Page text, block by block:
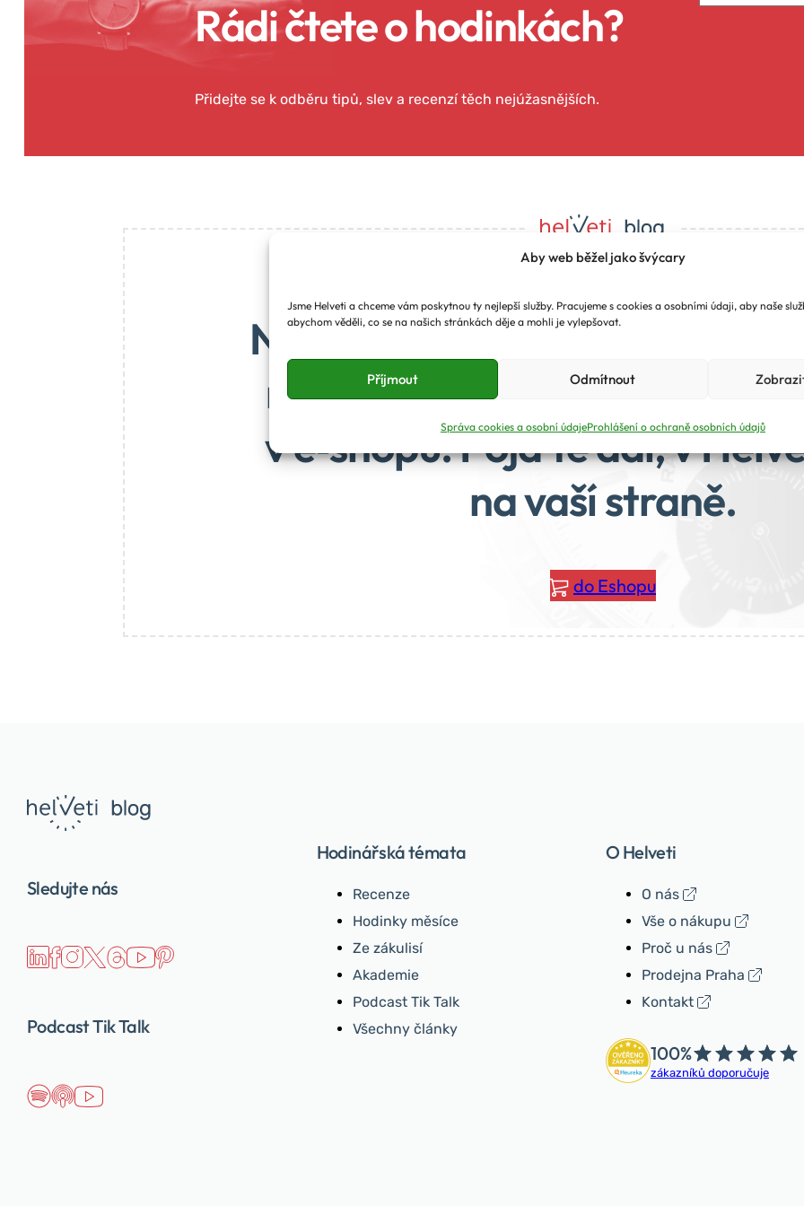
Aby web běžel jako švýcary
Jsme Helveti a chceme vám poskytnou ty nejlepší služby. Pracujeme s cookies a osobními údaji, aby naše
abychom věděli, co se na našich stránkách děje a mohli je vylepšovat.
Příjmout Odmítnout
Správa cookies a osobní údajeProhlášení o ochraně osobních údajů
Rádi čtete o hodinkách?
Přidejte se k odběru tipů, slev a recenzí těch nejúžasnějších.
Na blogu pro vás odkrýváme
maličkých strojků času,
v e‑shopu. Pojďte dál, v
na vaší straně.
do Eshopu
Sledujte nás
Podcast Tik Talk
Hodinářská témata
Recenze
Hodinky měsíce
Ze zákulisí
Akademie
Podcast Tik Talk
Všechny články
O Helveti
O nás
Vše o nákupu
Proč u nás
Prodejna Praha
Kontakt
100%
zákazníků doporučuje